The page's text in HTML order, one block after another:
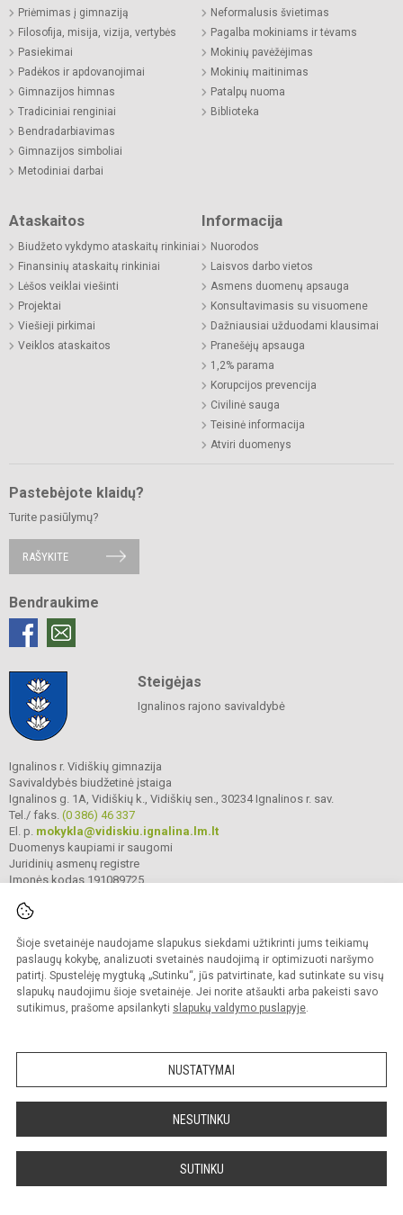
Šioje svetainėje naudojame slapukus siekdami užtikrinti jums teikiamų
paslaugų kokybę, analizuoti svetainės naudojimą ir optimizuoti naršymo
patirtį. Spustelėję mygtuką „Sutinku“, jūs patvirtinate, kad sutinkate su visų
slapukų naudojimu šioje svetainėje. Jei norite atšaukti arba pakeisti savo
sutikimus, prašome apsilankyti slapukų valdymo puslapyje.
NUSTATYMAI
NESUTINKU
SUTINKU
Priėmimas į gimnaziją
Filosofija, misija, vizija, vertybės
Pasiekimai
Padėkos ir apdovanojimai
Gimnazijos himnas
Tradiciniai renginiai
Bendradarbiavimas
Gimnazijos simboliai
Metodiniai darbai
Neformalusis švietimas
Pagalba mokiniams ir tėvams
Mokinių pavėžėjimas
Mokinių maitinimas
Patalpų nuoma
Biblioteka
Ataskaitos
Biudžeto vykdymo ataskaitų rinkiniai
Finansinių ataskaitų rinkiniai
Lėšos veiklai viešinti
Projektai
Viešieji pirkimai
Veiklos ataskaitos
Informacija
Nuorodos
Laisvos darbo vietos
Asmens duomenų apsauga
Konsultavimasis su visuomene
Dažniausiai užduodami klausimai
Pranešėjų apsauga
1,2% parama
Korupcijos prevencija
Civilinė sauga
Teisinė informacija
Atviri duomenys
Pastebėjote klaidų?
Turite pasiūlymų?
RAŠYKITE
Bendraukime
Steigėjas
Ignalinos rajono savivaldybė
Ignalinos r. Vidiškių gimnazija
Savivaldybės biudžetinė įstaiga
Ignalinos g. 1A, Vidiškių k., Vidiškių sen., 30234 Ignalinos r. sav.
Tel./ faks. (0 386) 46 337
El. p. mokykla@vidiskiu.ignalina.lm.lt
Duomenys kaupiami ir saugomi
Juridinių asmenų registre
Įmonės kodas 191089725
© 2025. Ignalinos r. Vidiškių gimnazija. Visos teisės saugomos.
Kopijuoti turinį be raštiško gimnazijos sutikimo griežtai draudžiama.
Prieinamumo paraiška Slapukų valdymas
Sumanus būdas atnaujinti